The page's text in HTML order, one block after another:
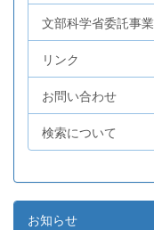
文部科学省委託事業
リンク
お問い合わせ
検索について
お知らせ